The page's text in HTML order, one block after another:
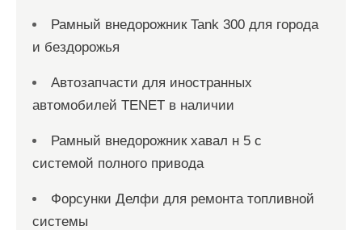
Рамный внедорожник Tank 300 для города
и бездорожья
Автозапчасти для иностранных
автомобилей TENET в наличии
Рамный внедорожник хавал н 5 с
системой полного привода
Форсунки Делфи для ремонта топливной
системы